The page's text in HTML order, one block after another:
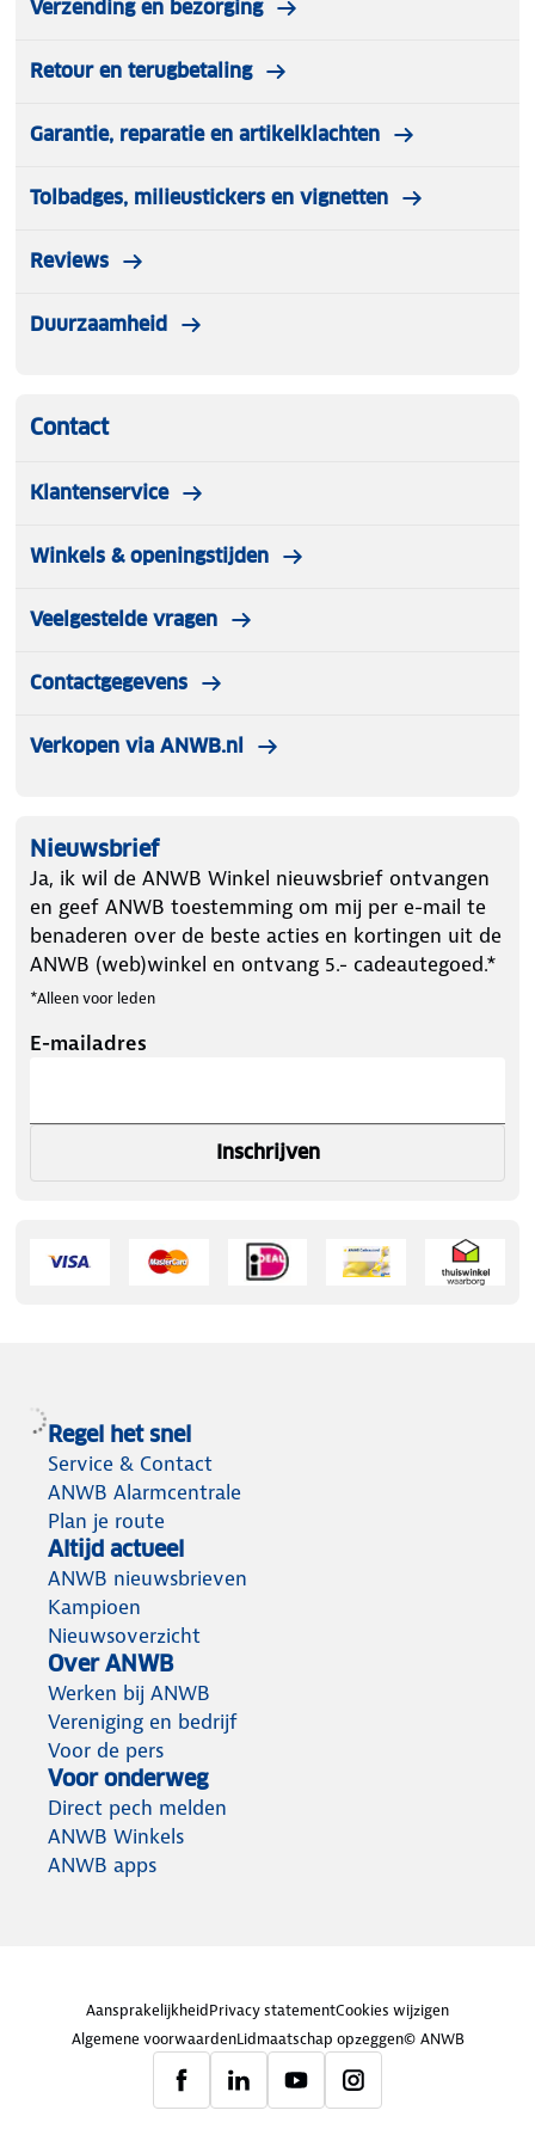
Verzending en bezorging
Retour en terugbetaling
Garantie, reparatie en artikelklachten
Tolbadges, milieustickers en vignetten
Reviews
Duurzaamheid
Contact
Klantenservice
Winkels & openingstijden
Veelgestelde vragen
Contactgegevens
Verkopen via ANWB.nl
Nieuwsbrief
Ja, ik wil de ANWB Winkel nieuwsbrief ontvangen
en geef ANWB toestemming om mij per e-mail te
benaderen over de beste acties en kortingen uit de
ANWB (web)winkel en ontvang 5.- cadeautegoed.*
*Alleen voor leden
E-mailadres
Inschrijven
Regel het snel
Service & Contact
ANWB Alarmcentrale
Plan je route
Altijd actueel
ANWB nieuwsbrieven
Kampioen
Nieuwsoverzicht
Over ANWB
Werken bij ANWB
Vereniging en bedrijf
Voor de pers
Voor onderweg
Direct pech melden
ANWB Winkels
ANWB apps
AansprakelijkheidPrivacy statementCookies wijzigen
Algemene voorwaardenLidmaatschap opzeggen© ANWB